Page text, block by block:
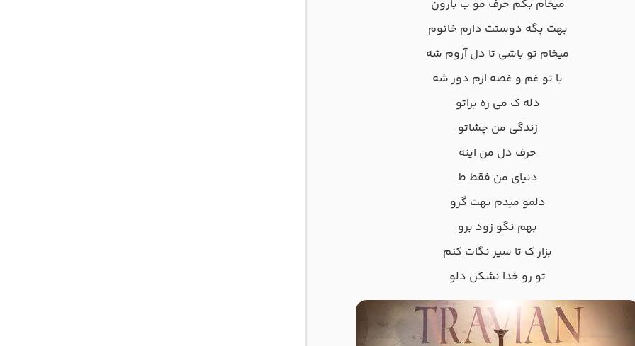
میخام بگم حرف مو ب بارون
بهت بگه دوستت دارم خانوم
میخام تو باشی تا دل آروم شه
با تو غم و غصه ازم دور شه
دله ک می ره براتو
زندگی من چشاتو
حرف دل من اینه
دنیای من فقط ط
دلمو میدم بهت گرو
بهم نگو زود برو
بزار ک تا سیر نگات کنم
تو رو خدا نشکن دلو